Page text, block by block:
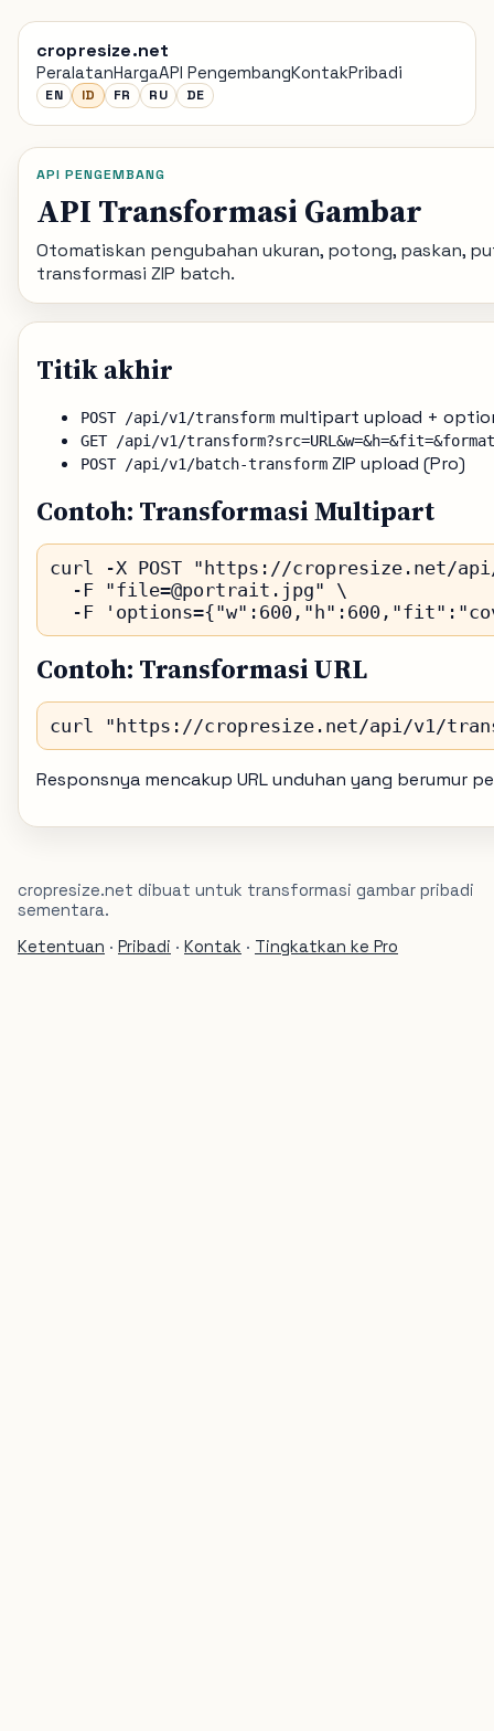
cropresize.net
PeralatanHargaAPI PengembangKontakPribadi
EN ID FR RU DE
API PENGEMBANG
API Transformasi Gambar
Otomatiskan pengubahan ukuran, potong, paskan,
transformasi ZIP batch.
Titik akhir
POST /api/v1/transform multipart upload +
GET /api/v1/
POST /api/v1/batch-transform ZIP upload (Pro)
Contoh: Transformasi Multipart
curl -X POST "https://cropresize.net/
  -F "file=@portrait.jpg" \
Contoh: Transformasi URL
Responsnya mencakup URL unduhan yang berumur
cropresize.net dibuat untuk transformasi gambar pribadi
sementara.
Ketentuan · Pribadi · Kontak · Tingkatkan ke Pro